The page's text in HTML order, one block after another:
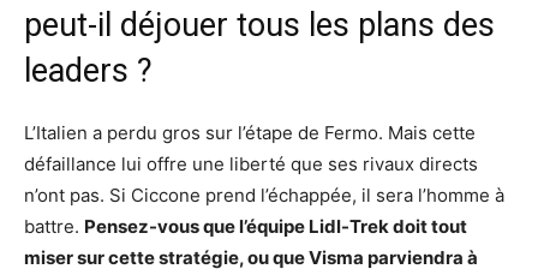
peut-il déjouer tous les plans des
leaders ?
L’Italien a perdu gros sur l’étape de Fermo. Mais cette
défaillance lui offre une liberté que ses rivaux directs
n’ont pas. Si Ciccone prend l’échappée, il sera l’homme à
battre. Pensez-vous que l’équipe Lidl-Trek doit tout
miser sur cette stratégie, ou que Visma parviendra à